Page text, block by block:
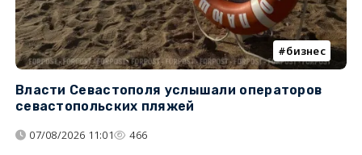
бизнес
Власти Севастополя услышали операторов
севастопольских пляжей
07/08/2026 11:01 466